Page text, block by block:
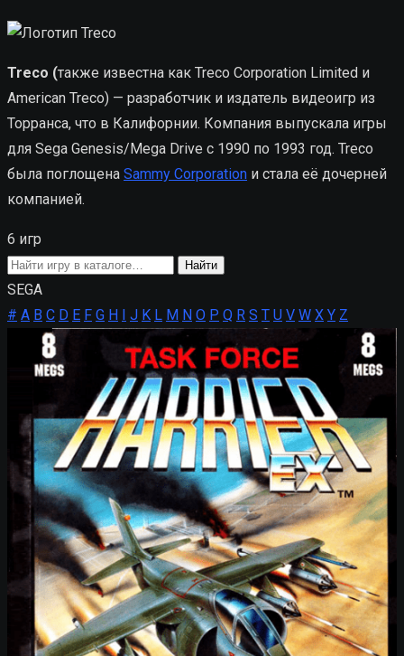
Treco (также известна как Treco Corporation Limited и
American Treco) — разработчик и издатель видеоигр из
Торранса, что в Калифорнии. Компания выпускала игры
для Sega Genesis/Mega Drive с 1990 по 1993 год. Treco
была поглощена Sammy Corporation и стала её дочерней
компанией.
6 игр
Поиск
игры
Найти
SEGA
# A B C D E F G H I J K L M N O P Q R S T U V W X Y Z